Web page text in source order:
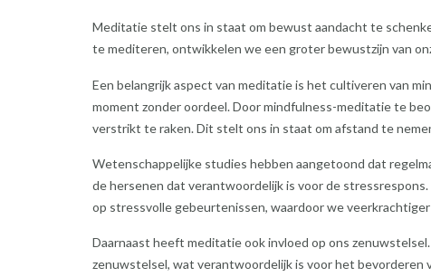
Meditatie stelt ons in staat om bewust aandacht te
te mediteren, ontwikkelen we een groter bewustzijn van
Een belangrijk aspect van meditatie is het cultiveren van
moment zonder oordeel. Door mindfulness-meditatie te
verstrikt te raken. Dit stelt ons in staat om afstand te
Wetenschappelijke studies hebben aangetoond dat
de hersenen dat verantwoordelijk is voor de
op stressvolle gebeurtenissen, waardoor we
Daarnaast heeft meditatie ook invloed op ons
zenuwstelsel, wat verantwoordelijk is voor het